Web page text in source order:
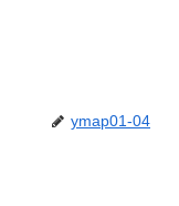
ymap01-04